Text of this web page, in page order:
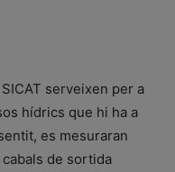
serveixen per a
hídrics que hi ha a
es mesuraran
de sortida